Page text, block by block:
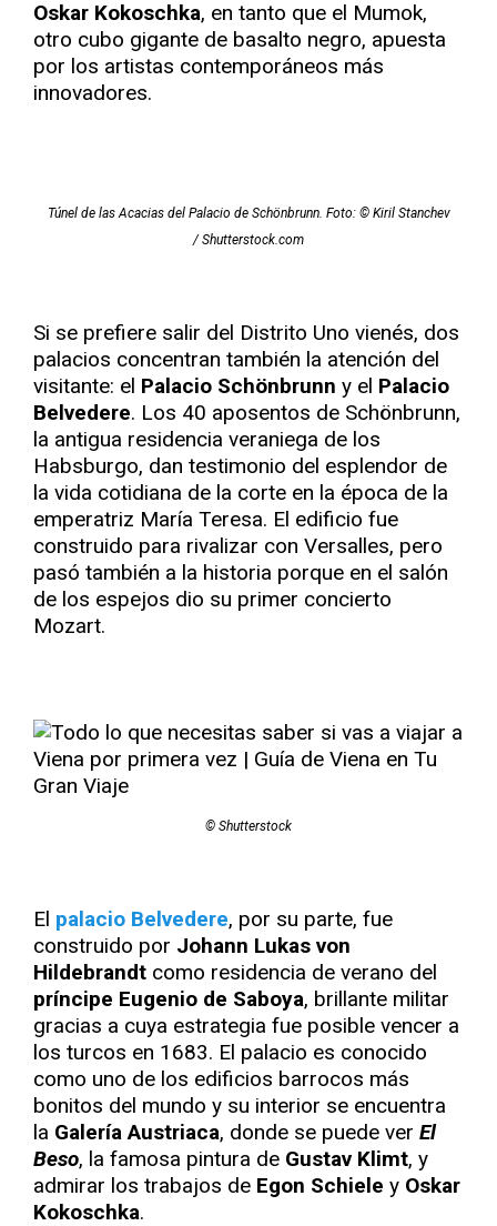
Oskar Kokoschka, en tanto que el Mumok,
otro cubo gigante de basalto negro, apuesta
por los artistas contemporáneos más
innovadores.
Túnel de las Acacias del Palacio de Schönbrunn. Foto: © Kiril Stanchev
/ Shutterstock.com
Si se prefiere salir del Distrito Uno vienés, dos
palacios concentran también la atención del
visitante: el Palacio Schönbrunn y el Palacio
Belvedere. Los 40 aposentos de Schönbrunn,
la antigua residencia veraniega de los
Habsburgo, dan testimonio del esplendor de
la vida cotidiana de la corte en la época de la
emperatriz María Teresa. El edificio fue
construido para rivalizar con Versalles, pero
pasó también a la historia porque en el salón
de los espejos dio su primer concierto
Mozart.
© Shutterstock
El palacio Belvedere, por su parte, fue
construido por Johann Lukas von
Hildebrandt como residencia de verano del
príncipe Eugenio de Saboya, brillante militar
gracias a cuya estrategia fue posible vencer a
los turcos en 1683. El palacio es conocido
como uno de los edificios barrocos más
bonitos del mundo y su interior se encuentra
la Galería Austriaca, donde se puede ver El
Beso, la famosa pintura de Gustav Klimt, y
admirar los trabajos de Egon Schiele y Oskar
Kokoschka.